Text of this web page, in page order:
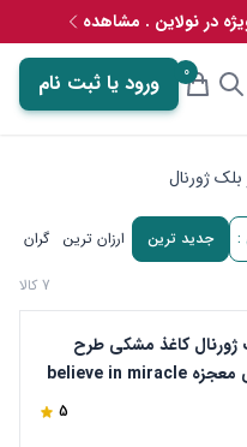
در نولاین . مشاهده
0 ورود یا ثبت نام
بلک ژورنال
: جدید ترین ارزان ترین گران
7 کالا
ژورنال کاغذ مشکی طرح
کهکشانی معجزه believe in miracle
5